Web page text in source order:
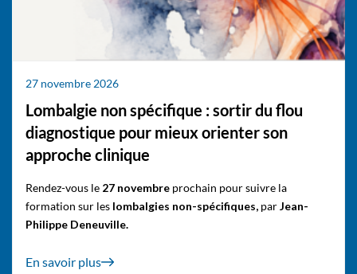
27 novembre 2026
Lombalgie non spécifique : sortir du flou
diagnostique pour mieux orienter son
approche clinique
Rendez-vous le 27 novembre prochain pour suivre la
formation sur les lombalgies non-spécifiques, parJean-
Philippe Deneuville.
En savoir plus